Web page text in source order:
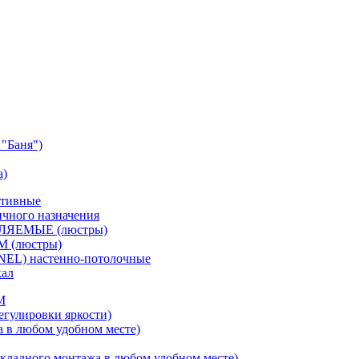
назначения
(люстры)
(люстры)
настенно-потолочные
яркости)
в любом удобном месте)